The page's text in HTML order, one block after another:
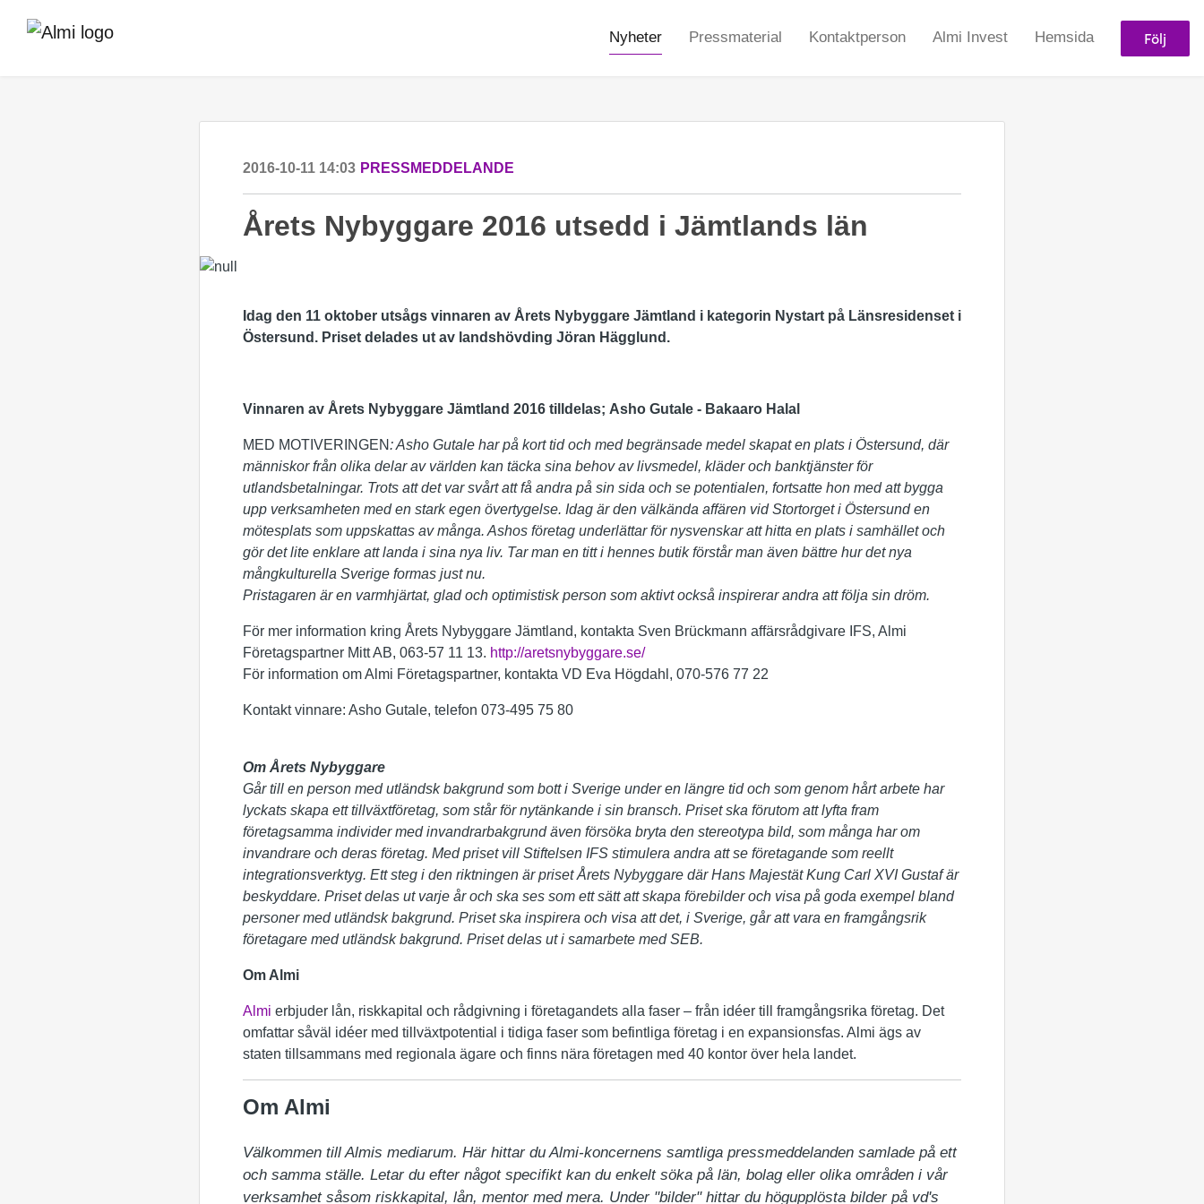
Nyheter Pressmaterial Kontaktperson Almi Invest Hemsida Följ
2016-10-11 14:03 PRESSMEDDELANDE
Årets Nybyggare 2016 utsedd i Jämtlands län
Idag den 11 oktober utsågs vinnaren av Årets Nybyggare Jämtland i kategorin Nystart på Länsresidenset i
Östersund. Priset delades ut av landshövding Jöran Hägglund.
Vinnaren av Årets Nybyggare Jämtland 2016 tilldelas; Asho Gutale - Bakaaro Halal
MED MOTIVERINGEN:Asho Gutale har på kort tid och med begränsade medel skapat en plats i Östersund, där
människor från olika delar av världen kan täcka sina behov av livsmedel, kläder och banktjänster för
utlandsbetalningar. Trots att det var svårt att få andra på sin sida och se potentialen, fortsatte hon med att bygga
upp verksamheten med en stark egen övertygelse. Idag är den välkända affären vid Stortorget i Östersund en
mötesplats som uppskattas av många. Ashos företag underlättar för nysvenskar att hitta en plats i samhället och
gör det lite enklare att landa i sina nya liv. Tar man en titt i hennes butik förstår man även bättre hur det nya
mångkulturella Sverige formas just nu.
Pristagaren är en varmhjärtat, glad och optimistisk person som aktivt också inspirerar andra att följa sin dröm.
För mer information kring Årets Nybyggare Jämtland, kontakta Sven Brückmann affärsrådgivare IFS, Almi
Företagspartner Mitt AB, 063-57 11 13. http://aretsnybyggare.se/
För information om Almi Företagspartner, kontakta VD Eva Högdahl, 070-576 77 22
Kontakt vinnare: Asho Gutale, telefon 073-495 75 80
Om Årets Nybyggare
Går till en person med utländsk bakgrund som bott i Sverige under en längre tid och som genom hårt arbete har
lyckats skapa ett tillväxtföretag, som står för nytänkande i sin bransch. Priset ska förutom att lyfta fram
företagsamma individer med invandrarbakgrund även försöka bryta den stereotypa bild, som många har om
invandrare och deras företag. Med priset vill Stiftelsen IFS stimulera andra att se företagande som reellt
integrationsverktyg. Ett steg i den riktningen är priset Årets Nybyggare där Hans Majestät Kung Carl XVI Gustaf är
beskyddare. Priset delas ut varje år och ska ses som ett sätt att skapa förebilder och visa på goda exempel bland
personer med utländsk bakgrund. Priset ska inspirera och visa att det, i Sverige, går att vara en framgångsrik
företagare med utländsk bakgrund. Priset delas ut i samarbete med SEB.
Om Almi
Almi erbjuder lån, riskkapital och rådgivning i företagandets alla faser – från idéer till framgångsrika företag. Det
omfattar såväl idéer med tillväxtpotential i tidiga faser som befintliga företag i en expansionsfas. Almi ägs av
staten tillsammans med regionala ägare och finns nära företagen med 40 kontor över hela landet.
Om Almi
Välkommen till Almis mediarum. Här hittar du Almi-koncernens samtliga pressmeddelanden samlade på ett
och samma ställe. Letar du efter något specifikt kan du enkelt söka på län, bolag eller olika områden i vår
verksamhet såsom riskkapital, lån, mentor med mera. Under "bilder" hittar du högupplösta bilder på vd's